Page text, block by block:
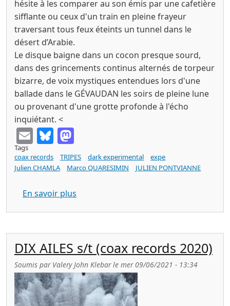
hésite à les comparer au son émis par une cafetière
sifflante ou ceux d'un train en pleine frayeur
traversant tous feux éteints un tunnel dans le
désert d’Arabie.
Le disque baigne dans un cocon presque sourd,
dans des grincements continus alternés de torpeur
bizarre, de voix mystiques entendues lors d'une
ballade dans le GÉVAUDAN les soirs de pleine lune
ou provenant d'une grotte profonde à l'écho
inquiétant. <
EmailBluesky
Tags
coax records
TRIPES dark experimental
expe
Julien CHAMLA
Marco QUARESIMIN JULIEN PONTVIANNE
En savoir plus
DIX AILES s/t (coax records 2020)
Soumis par Valery John Klebarle mer 09/06/2021 - 13:34